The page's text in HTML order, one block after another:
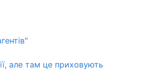
але там це приховують